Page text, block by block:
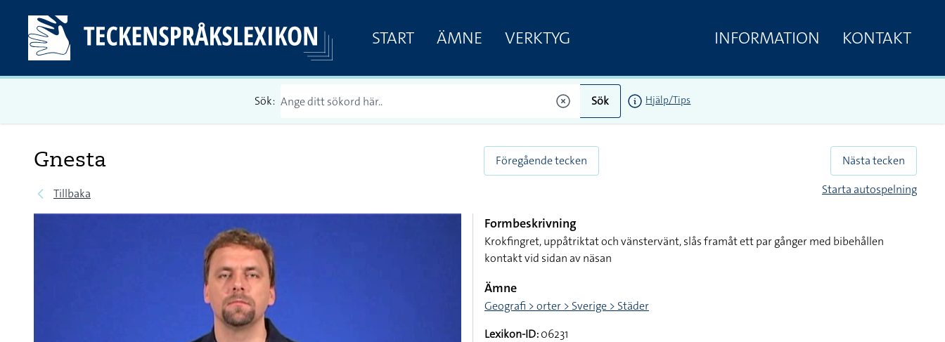
START ÄMNE VERKTYG INFORMATION KONTAKT
Sök: Sök Hjälp/Tips
Gnesta
Tillbaka
Föregående tecken
Nästa tecken
Starta autospelning
Formbeskrivning
Krokfingret, uppåtriktat och vänstervänt, slås framåt ett par gånger med bibehållen
kontakt vid sidan av näsan
Ämne
Geografi > orter > Sverige > Städer
Lexikon-ID:06231